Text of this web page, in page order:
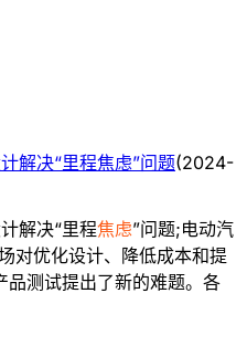
解决“里程焦虑”问题(2024-
解决“里程焦虑”问题;电动汽
对优化设计、降低成本和提
品测试提出了新的难题。各